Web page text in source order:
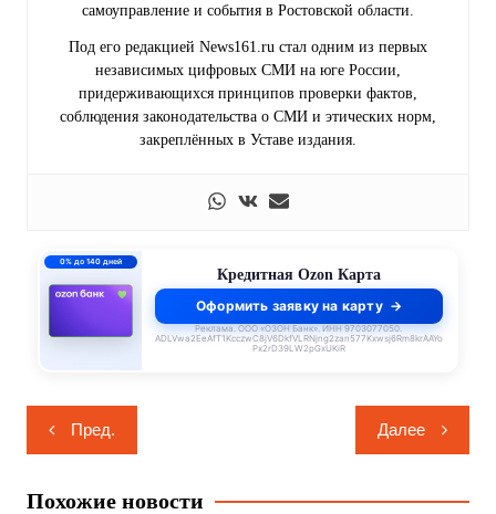
самоуправление и события в Ростовской области.
Под его редакцией News161.ru стал одним из первых
независимых цифровых СМИ на юге России,
придерживающихся принципов проверки фактов,
соблюдения законодательства о СМИ и этических норм,
закреплённых в Уставе издания.
0% до 140 дней
Кредитная Ozon Карта
Оформить заявку на карту
Реклама. ООО «ОЗОН Банк». ИНН 9703077050.
ADLVwa2EeAfT1KcczwC8jV6DkfVLRNjng2zan577Kxwsj6Rm8krAAYo
Px2rD39LW2pGxUKiR
Навигация
по
записям
Пред. Далее
Похожие новости